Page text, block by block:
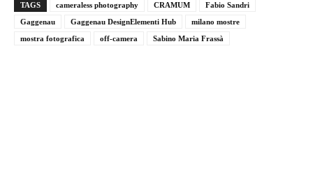
TAGS cameraless photography CRAMUM
Fabio Sandri
Gaggenau
Gaggenau DesignElementi Hub
milano mostre
mostra fotografica
off-camera Sabino Maria Frassà